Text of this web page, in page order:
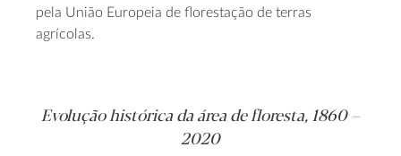
pela União Europeia de florestação de terras
agrícolas.
Evolução histórica da área de floresta, 1860 –
2020